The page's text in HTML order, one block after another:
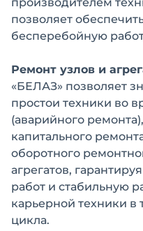
позволяет
бесперебойную
Ремонт узлов и
«БЕЛАЗ» позволяет
простои техники во
(аварийного
капитального
оборотного
агрегатов,
работ и стабильную
карьерной техники в
цикла.